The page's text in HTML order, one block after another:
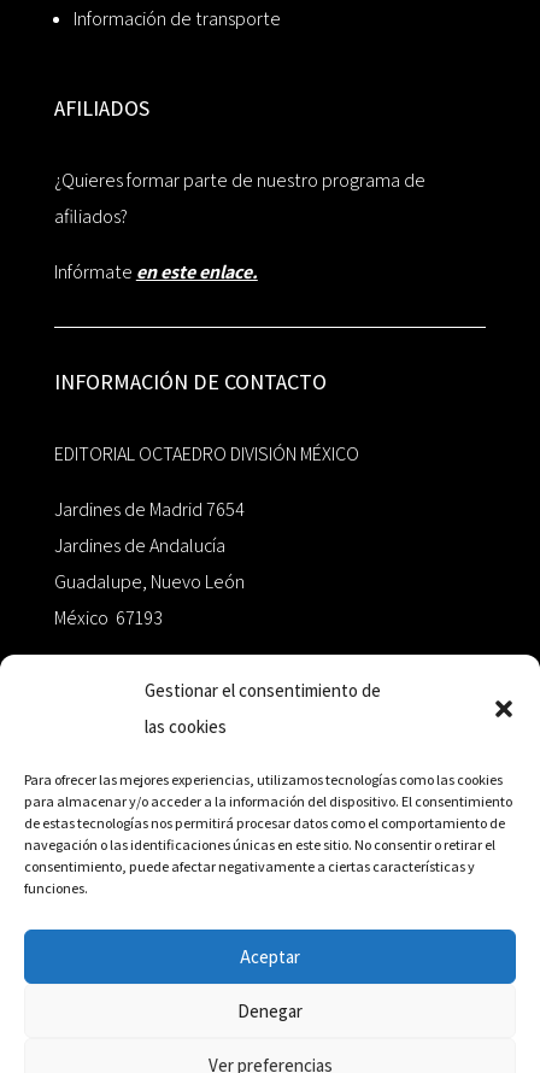
Gestionar el consentimiento de
las cookies
Para ofrecer las mejores experiencias, utilizamos tecnologías como las cookies
para almacenar y/o acceder a la información del dispositivo. El consentimiento
de estas tecnologías nos permitirá procesar datos como el comportamiento de
navegación o las identificaciones únicas en este sitio. No consentir o retirar el
consentimiento, puede afectar negativamente a ciertas características y
funciones.
Aceptar
Denegar
Ver preferencias
Información de transporte
AFILIADOS
¿Quieres formar parte de nuestro programa de
afiliados?
Infórmate en este enlace.
INFORMACIÓN DE CONTACTO
EDITORIAL OCTAEDRO DIVISIÓN MÉXICO
Jardines de Madrid 7654
Jardines de Andalucía
Guadalupe, Nuevo León
México 67193
+52 811.499.5638
RED DE DISTRIBUCIÓN